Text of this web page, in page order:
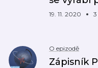
19. 11. 2020
O epizodě
Zápisník